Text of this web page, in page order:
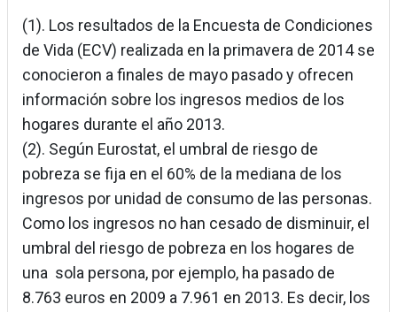
(1). Los resultados de la Encuesta de Condiciones
de Vida (ECV) realizada en la primavera de 2014 se
conocieron a finales de mayo pasado y ofrecen
información sobre los ingresos medios de los
hogares durante el año 2013.
(2). Según Eurostat, el umbral de riesgo de
pobreza se fija en el 60% de la mediana de los
ingresos por unidad de consumo de las personas.
Como los ingresos no han cesado de disminuir, el
umbral del riesgo de pobreza en los hogares de
una sola persona, por ejemplo, ha pasado de
8.763 euros en 2009 a 7.961 en 2013. Es decir, los